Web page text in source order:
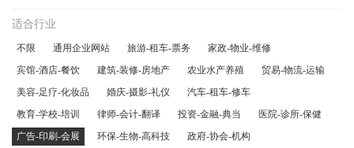
适合行业
不限 通用企业网站 旅游-租车-票务
家政-物业-维修
宾馆-酒店-餐饮
建筑-装修-房地产 农业水产养殖
贸易-物流-运输
美容-足疗-化妆品
婚庆-摄影-礼仪
汽车-租车-修车
教育-学校-培训
律师-会计-翻译 投资-金融-典当
医院-诊所-保健
广告-印刷-会展
环保-生物-高科技
政府-协会-机构